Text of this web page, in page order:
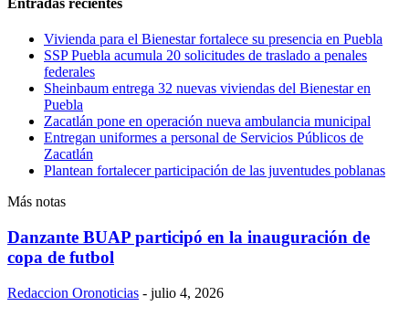
Entradas recientes
Vivienda para el Bienestar fortalece su presencia en Puebla
SSP Puebla acumula 20 solicitudes de traslado a penales
federales
Sheinbaum entrega 32 nuevas viviendas del Bienestar en
Puebla
Zacatlán pone en operación nueva ambulancia municipal
Entregan uniformes a personal de Servicios Públicos de
Zacatlán
Plantean fortalecer participación de las juventudes poblanas
Más notas
Danzante BUAP participó en la inauguración de
copa de futbol
Redaccion Oronoticias - julio 4, 2026